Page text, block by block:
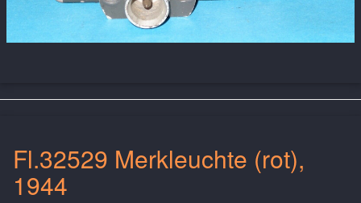
Fl.32529 Merkleuchte (rot),
1944